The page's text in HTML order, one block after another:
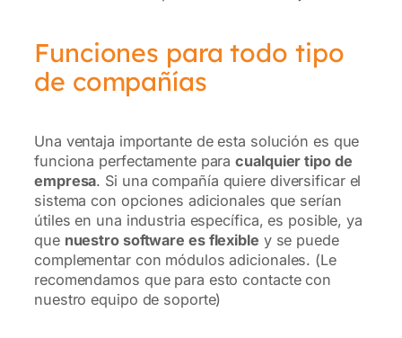
Funciones para todo tipo
de compañías
Una ventaja importante de esta solución es que
funciona perfectamente paracualquier tipo de
empresa. Si una compañía quiere diversificar el
sistema con opciones adicionales que serían
útiles en una industria específica, es posible, ya
que nuestro software es flexible y se puede
complementar con módulos adicionales. (Le
recomendamos que para esto contacte con
nuestro equipo de soporte)